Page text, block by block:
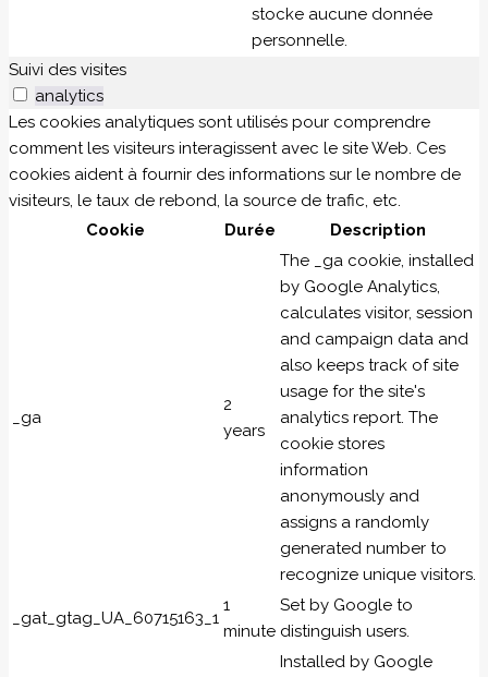
stocke aucune donnée
personnelle.
Suivi des visites
analytics
Les cookies analytiques sont utilisés pour comprendre
comment les visiteurs interagissent avec le site Web. Ces
cookies aident à fournir des informations sur le nombre de
visiteurs, le taux de rebond, la source de trafic, etc.
Cookie
Durée Description
_ga
2
years
The _ga cookie, installed
by Google Analytics,
calculates visitor, session
and campaign data and
also keeps track of site
usage for the site's
analytics report. The
cookie stores
information
anonymously and
assigns a randomly
generated number to
recognize unique visitors.
_gat_gtag_UA_60715163_1
1
minute
Set by Google to
distinguish users.
Installed by Google